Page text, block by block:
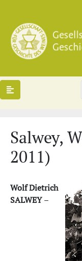
Salwey,
2011)
Wolf Dietrich
SALWEY–